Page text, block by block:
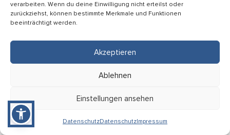
verarbeiten. Wenn du deine Einwilligung nicht erteilst oder
zurückziehst, können bestimmte Merkmale und Funktionen
beeinträchtigt werden.
Akzeptieren
Ablehnen
Einstellungen ansehen
DatenschutzDatenschutzImpressum
Wochenmarkt am Breteuilplatz
08:00 Uhr
Hückelhoven (Breteuilplatz)